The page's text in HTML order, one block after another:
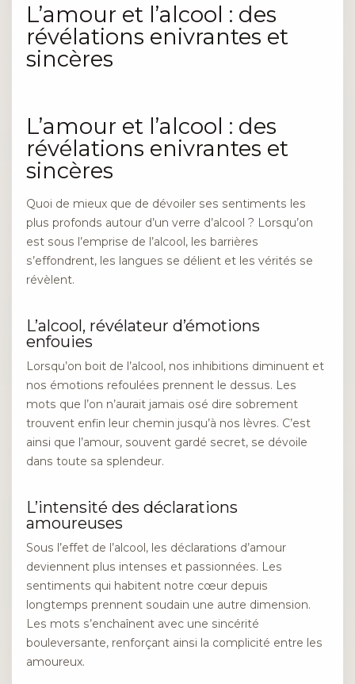
L’amour et l’alcool : des
révélations enivrantes et
sincères
L’amour et l’alcool : des
révélations enivrantes et
sincères
Quoi de mieux que de dévoiler ses sentiments les
plus profonds autour d’un verre d’alcool ? Lorsqu’on
est sous l’emprise de l’alcool, les barrières
s’effondrent, les langues se délient et les vérités se
révèlent.
L’alcool, révélateur d’émotions
enfouies
Lorsqu’on boit de l’alcool, nos inhibitions diminuent et
nos émotions refoulées prennent le dessus. Les
mots que l’on n’aurait jamais osé dire sobrement
trouvent enfin leur chemin jusqu’à nos lèvres. C’est
ainsi que l’amour, souvent gardé secret, se dévoile
dans toute sa splendeur.
L’intensité des déclarations
amoureuses
Sous l’effet de l’alcool, les déclarations d’amour
deviennent plus intenses et passionnées. Les
sentiments qui habitent notre cœur depuis
longtemps prennent soudain une autre dimension.
Les mots s’enchaînent avec une sincérité
bouleversante, renforçant ainsi la complicité entre les
amoureux.